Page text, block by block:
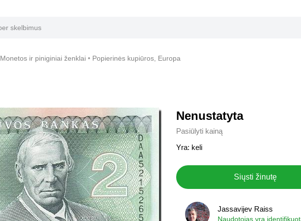
Monetos ir piniginiai ženklai Popierinės kupiūros, Europa
Nenustatyta
Pasiūlyti kainą
Yra: keli
Siųsti žinutę
Jassavijev Raiss
Naudotojas yra
Jassavijev Raiss
Naudotojas yra